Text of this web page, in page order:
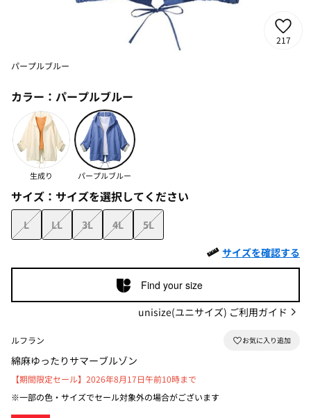
217
パープルブルー
カラー： パープルブルー
生成り パープルブルー
サイズ： サイズを選択してください
L LL 3L 4L
5L
サイズを確認する
Find your size
unisize(ユニサイズ) ご利用ガイド
ルフラン
綿麻ゆったりサマーブルゾン
【期間限定セール】2026年8月17日午前10時まで
※一部の色・サイズでセール対象外の場合がございます